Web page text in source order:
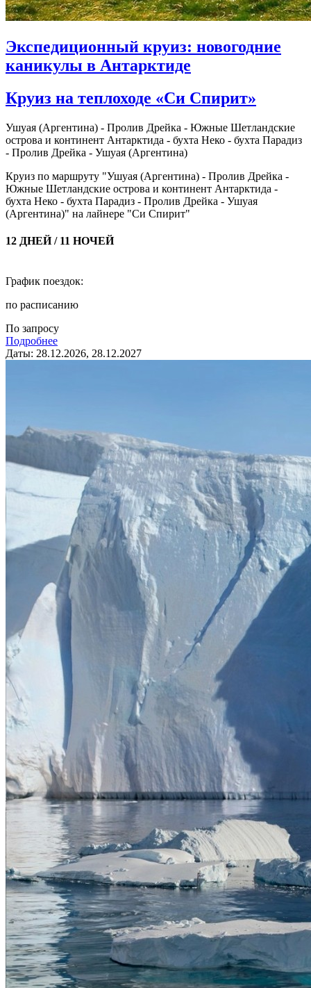
Экспедиционный круиз: новогодние
каникулы в Антарктиде
Круиз на теплоходе «Си Спирит»
Ушуая (Аргентина) - Пролив Дрейка - Южные Шетландские
острова и континент Антарктида - бухта Неко - бухта Парадиз
- Пролив Дрейка - Ушуая (Аргентина)
Круиз по маршруту "Ушуая (Аргентина) - Пролив Дрейка -
Южные Шетландские острова и континент Антарктида -
бухта Неко - бухта Парадиз - Пролив Дрейка - Ушуая
(Аргентина)" на лайнере "Си Спирит"
12 ДНЕЙ / 11 НОЧЕЙ
График поездок:
по расписанию
По запросу
Подробнее
Даты: 28.12.2026, 28.12.2027